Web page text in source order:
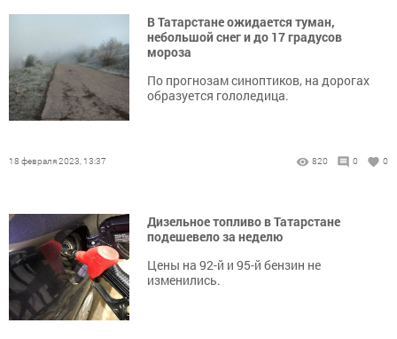
В Татарстане ожидается туман,
небольшой снег и до 17 градусов
мороза
По прогнозам синоптиков, на дорогах
образуется гололедица.
18 февраля 2023, 13:37 820 0 0
Дизельное топливо в Татарстане
подешевело за неделю
Цены на 92-й и 95-й бензин не
изменились.